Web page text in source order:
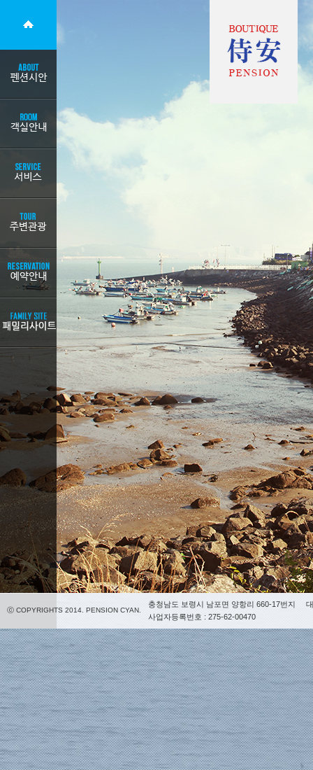
ⓒ COPYRIGHTS 2014. PENSION CYAN.
충청남도 보령시 남포면 양항리 660-17번지
사업자등록번호 : 275-62-00470